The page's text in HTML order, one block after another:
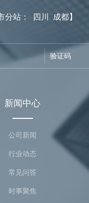
分站 ： 四川 成都】
新闻中心
公司新闻
行业动态
常见问答
时事聚焦